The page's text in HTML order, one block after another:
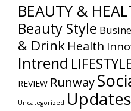
BEAUTY &
Beauty Style
& Drink Health
Intrend
REVIEW Runway
Uncategorized Updates